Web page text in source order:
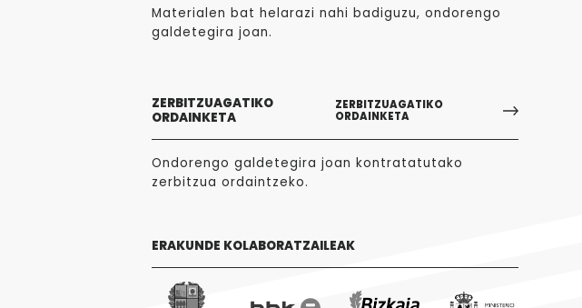
Materialen bat helarazi nahi badiguzu, ondorengo
galdetegira joan.
ZERBITZUAGATIKO
ORDAINKETA
ZERBITZUAGATIKO
ORDAINKETA
Ondorengo galdetegira joan kontratatutako
zerbitzua ordaintzeko.
ERAKUNDE KOLABORATZAILEAK